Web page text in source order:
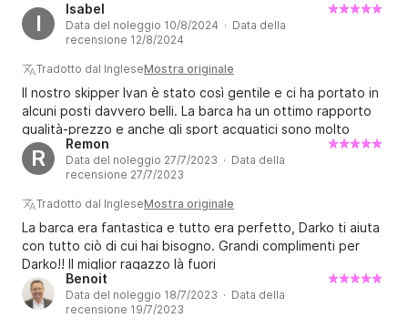
I
Isabel
Data del noleggio 10/8/2024 · Data della
recensione 12/8/2024
Tradotto dal IngleseMostra originale
Il nostro skipper Ivan è stato così gentile e ci ha portato in
alcuni posti davvero belli. La barca ha un ottimo rapporto
qualità-prezzo e anche gli sport acquatici sono molto
buoni. Ivan ha fatto uno sforzo in più, mostrandoci i delfini
e tuffandosi e recuperando degli occhiali da sole che
abbiamo gettato in mare ?
R
Remon
Data del noleggio 27/7/2023 · Data della
recensione 27/7/2023
Tradotto dal IngleseMostra originale
La barca era fantastica e tutto era perfetto, Darko ti aiuta
con tutto ciò di cui hai bisogno. Grandi complimenti per
Darko!! Il miglior ragazzo là fuori
Benoit
Data del noleggio 18/7/2023 · Data della
recensione 19/7/2023